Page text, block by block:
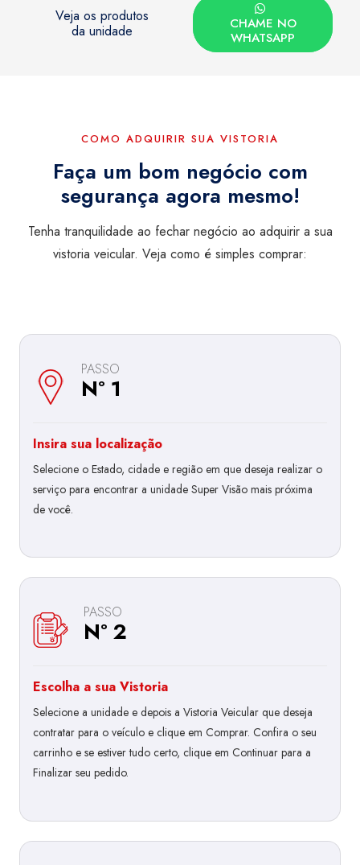
Veja os produtos
da unidade
CHAME NO
WHATSAPP
COMO ADQUIRIR SUA VISTORIA
Faça um bom negócio com
segurança agora mesmo!
Tenha tranquilidade ao fechar negócio ao adquirir a sua
vistoria veicular. Veja como é simples comprar:
PASSO
Nº 1
Insira sua localização
Selecione o Estado, cidade e região em que deseja realizar o
serviço para encontrar a unidade Super Visão mais próxima
de você.
PASSO
Nº 2
Escolha a sua Vistoria
Selecione a unidade e depois a Vistoria Veicular que deseja
contratar para o veículo e clique em Comprar. Confira o seu
carrinho e se estiver tudo certo, clique em Continuar para a
Finalizar seu pedido.